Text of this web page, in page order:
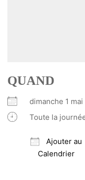
QUAND
dimanche 1
Toute la
Ajouter au
Calendrier